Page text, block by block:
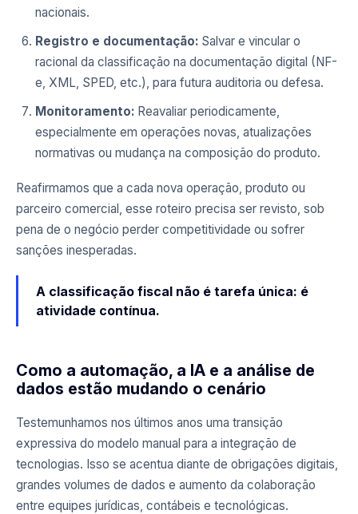
nacionais.
Registro e documentação: Salvar e vincular o
racional da classificação na documentação digital (NF-
e, XML, SPED, etc.), para futura auditoria ou defesa.
Monitoramento: Reavaliar periodicamente,
especialmente em operações novas, atualizações
normativas ou mudança na composição do produto.
Reafirmamos que a cada nova operação, produto ou
parceiro comercial, esse roteiro precisa ser revisto, sob
pena de o negócio perder competitividade ou sofrer
sanções inesperadas.
A classificação fiscal não é tarefa única: é
atividade contínua.
Como a automação, a IA e a análise de
dados estão mudando o cenário
Testemunhamos nos últimos anos uma transição
expressiva do modelo manual para a integração de
tecnologias. Isso se acentua diante de obrigações digitais,
grandes volumes de dados e aumento da colaboração
entre equipes jurídicas, contábeis e tecnológicas.